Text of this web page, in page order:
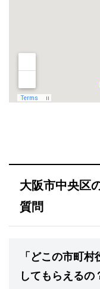
大阪市中央区
質問
「どこの市町
してもらえるの